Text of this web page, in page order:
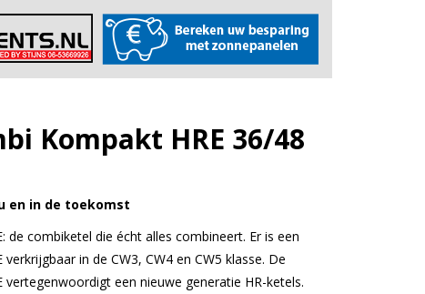
Kompakt HRE 36/48
en in de toekomst
de combiketel die écht alles combineert. Er is een
in de CW3, CW4 en CW5 klasse. De
vertegenwoordigt een nieuwe generatie HR-ketels.